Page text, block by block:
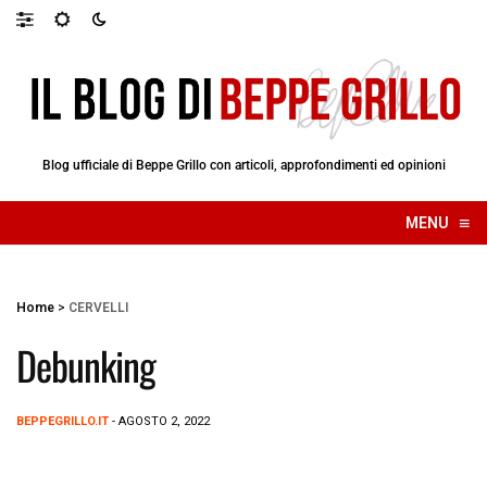
Blog ufficiale di Beppe Grillo con articoli, approfondimenti ed opinioni
MENU ≡
☰
Home > CERVELLI
Debunking
BEPPEGRILLO.IT - AGOSTO 2, 2022